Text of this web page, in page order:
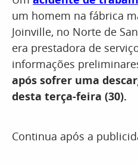
um homem na fábrica
Joinville, no Norte de
era prestadora de
informações
após sofrer uma
desta terça-feira (30).
Continua após a